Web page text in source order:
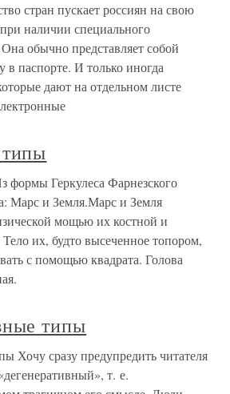
стран пускает россиян на свою
наличии специального
обычно представляет собой
паспорте. И только иногда
дают на отдельном листе
формы Геркулеса Фарнезского
Марс и Земля.Марс и Земля
мощью их костной и
их, будто высеченное топором,
с помощью квадрата. Голова
типы
Хочу сразу предупредить читателя
т. е.